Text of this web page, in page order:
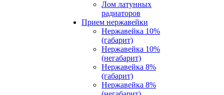
Лом латунных
радиаторов
Прием нержавейки
Нержавейка 10%
(габарит)
Нержавейка 10%
(негабарит)
Нержавейка 8%
(габарит)
Нержавейка 8%